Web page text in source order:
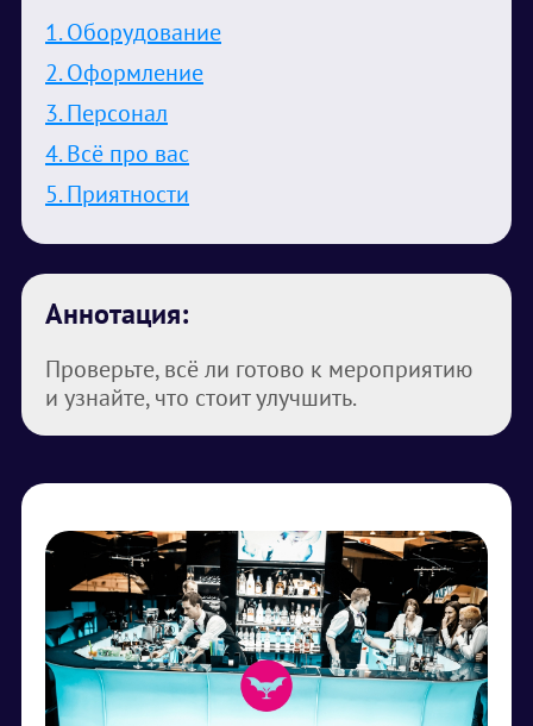
1. Оборудование
2. Оформление
3. Персонал
4. Всё про вас
5. Приятности
Аннотация:
Проверьте, всё ли готово к мероприятию
и узнайте, что стоит улучшить.